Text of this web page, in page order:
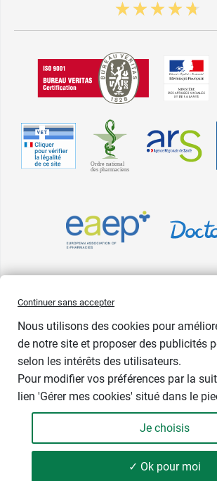
-
Pharma GDD adhère à la Fédération du e-
européen Ecommerce Europe
Continuer sans accepter
Nous utilisons des cookies pour
de notre site et proposer des publicités
selon les intérêts des utilisateurs.
Pour modifier vos préférences par la
lien 'Gérer mes cookies' situé dans le
Je choisis
✓ Ok pour moi